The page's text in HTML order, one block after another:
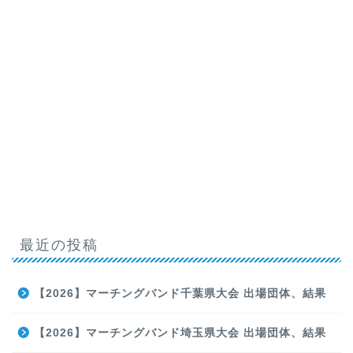
最近の投稿
【2026】マーチングバンド千葉県大会 出場団体、結果
【2026】マーチングバンド埼玉県大会 出場団体、結果